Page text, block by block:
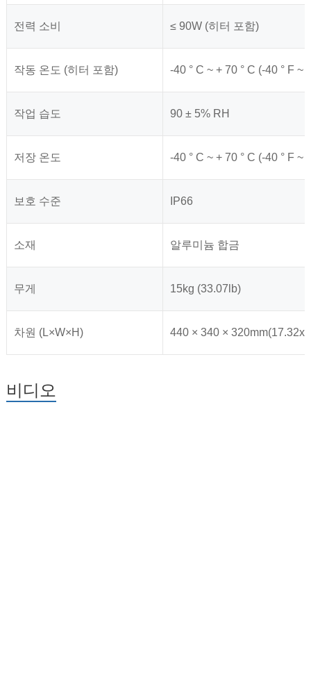
전력 소비 ≤ 90W (히터 포함)
작동 온도 (히터 포함) -40 ° C ~ + 70 ° C (-40 ° F ~
작업 습도 90 ± 5% RH
저장 온도 -40 ° C ~ + 70 ° C (-40 ° F ~
보호 수준 IP66
소재 알루미늄 합금
무게 15kg (33.07lb)
차원 (L×W×H) 440 × 340 ×
비디오